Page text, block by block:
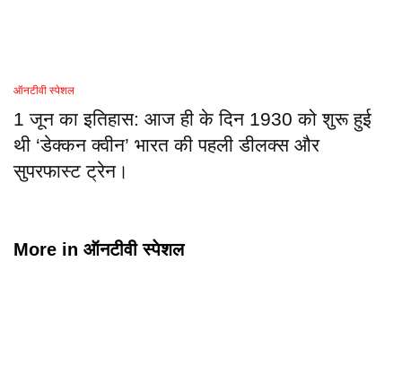
ऑनटीवी स्पेशल
1 जून का इतिहास: आज ही के दिन 1930 को शुरू हुई
थी ‘डेक्कन क्वीन’ भारत की पहली डीलक्स और
सुपरफास्ट ट्रेन।
More in ऑनटीवी स्पेशल